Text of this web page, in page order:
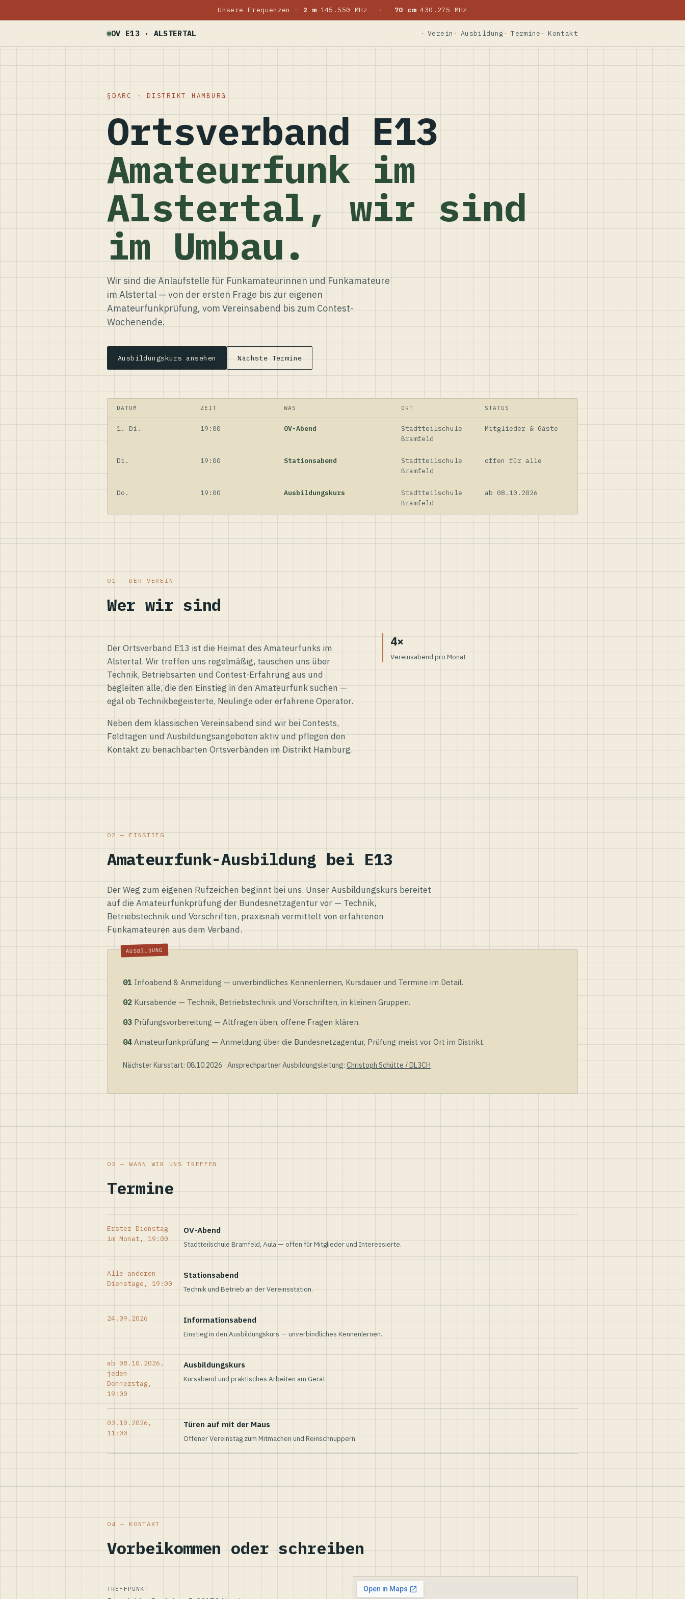
Unsere Frequenzen — 2 m145.550 MHz · 70 cm430.275 MHz
OV E13 · ALSTERTAL Verein Ausbildung Termine Kontakt
DARC · DISTRIKT HAMBURG
Ortsverband E13
Amateurfunk im
Alstertal, wir sind
im Umbau.
Wir sind die Anlaufstelle für Funkamateurinnen und Funkamateure
im Alstertal — von der ersten Frage bis zur eigenen
Amateurfunkprüfung, vom Vereinsabend bis zum Contest-
Wochenende.
Ausbildungskurs ansehen Nächste Termine
DATUM ZEIT WAS ORT STATUS
1. Di. 19:00 OV-Abend
Stadtteilschule
Bramfeld
Mitglieder & Gäste
Di. 19:00 Stationsabend
Stadtteilschule
Bramfeld
offen für alle
Do. 19:00 Ausbildungskurs
Stadtteilschule
Bramfeld
ab 08.10.2026
01 — DER VEREIN
Wer wir sind
Der Ortsverband E13 ist die Heimat des Amateurfunks im
Alstertal. Wir treffen uns regelmäßig, tauschen uns über
Technik, Betriebsarten und Contest-Erfahrung aus und
begleiten alle, die den Einstieg in den Amateurfunk suchen —
egal ob Technikbegeisterte, Neulinge oder erfahrene Operator.
Neben dem klassischen Vereinsabend sind wir bei Contests,
Feldtagen und Ausbildungsangeboten aktiv und pflegen den
Kontakt zu benachbarten Ortsverbänden im Distrikt Hamburg.
4×
Vereinsabend pro Monat
02 — EINSTIEG
Amateurfunk-Ausbildung bei E13
Der Weg zum eigenen Rufzeichen beginnt bei uns. Unser Ausbildungskurs bereitet
auf die Amateurfunkprüfung der Bundesnetzagentur vor — Technik,
Betriebstechnik und Vorschriften, praxisnah vermittelt von erfahrenen
Funkamateuren aus dem Verband.
01 Infoabend & Anmeldung — unverbindliches Kennenlernen, Kursdauer und Termine im Detail.
02 Kursabende — Technik, Betriebstechnik und Vorschriften, in kleinen Gruppen.
03 Prüfungsvorbereitung — Altfragen üben, offene Fragen klären.
04 Amateurfunkprüfung — Anmeldung über die Bundesnetzagentur, Prüfung meist vor Ort im Distrikt.
Nächster Kursstart: 08.10.2026 · Ansprechpartner Ausbildungsleitung: Christoph Schütte / DL3CH
03 — WANN WIR UNS TREFFEN
Termine
Erster Dienstag
im Monat, 19:00
OV-Abend
Stadtteilschule Bramfeld, Aula — offen für Mitglieder und Interessierte.
Alle anderen
Dienstage, 19:00
Stationsabend
Technik und Betrieb an der Vereinsstation.
24.09.2026 Informationsabend
Einstieg in den Ausbildungskurs — unverbindliches Kennenlernen.
ab 08.10.2026,
jeden
Donnerstag,
19:00
Ausbildungskurs
Kursabend und praktisches Arbeiten am Gerät.
03.10.2026,
11:00
Türen auf mit der Maus
Offener Vereinstag zum Mitmachen und Reinschnuppern.
04 — KONTAKT
Vorbeikommen oder schreiben
TREFFPUNKT